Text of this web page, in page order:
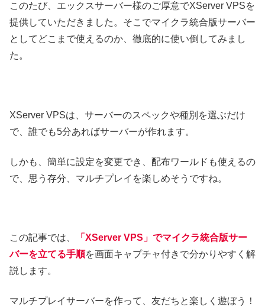
このたび、エックスサーバー様のご厚意でXServer VPSを
提供していただきました。そこでマイクラ統合版サーバー
としてどこまで使えるのか、徹底的に使い倒してみまし
た。
XServer VPSは、サーバーのスペックや種別を選ぶだけ
で、誰でも5分あればサーバーが作れます。
しかも、簡単に設定を変更でき、配布ワールドも使えるの
で、思う存分、マルチプレイを楽しめそうですね。
この記事では、
「XServer VPS」でマイクラ統合版サー
バーを立てる手順を画面キャプチャ付きで分かりやすく解
説します。
マルチプレイサーバーを作って、友だちと楽しく遊ぼう！